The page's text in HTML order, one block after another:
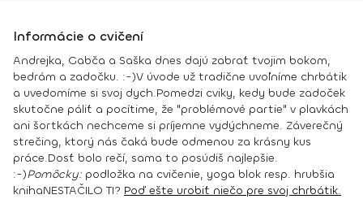
Informácie o cvičení
Andrejka, Gabča a Saška dnes dajú zabrať tvojim bokom,
bedrám a zadočku. :-)V úvode už tradične uvoľníme chrbátik
a uvedomíme si svoj dych.Pomedzi cviky, kedy bude zadoček
skutočne páliť a pocítime, že "problémové partie" v plavkách
ani šortkách nechceme si príjemne vydýchneme. Záverečný
strečing, ktorý nás čaká bude odmenou za krásny kus
práce.Dosť bolo rečí, sama to posúdiš najlepšie.
:-)Pomôcky: podložka na cvičenie, yoga blok resp. hrubšia
knihaNESTAČILO TI? Poď ešte urobiť niečo pre svoj chrbátik.